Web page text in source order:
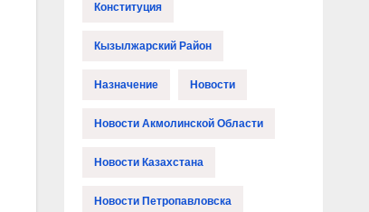
Конституция
Кызылжарский Район
Назначение Новости
Новости Акмолинской Области
Новости Казахстана
Новости Петропавловска